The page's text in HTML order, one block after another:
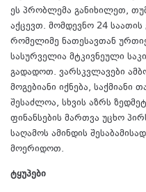
ეს პრობლემა განიხილეთ,
აქცევთ. მომდევნო 24
რომელიმე ნათესავთან
სასურველია მტკივნეული
გადადოთ. ვარსკვლავები
მოგებიანი იქნება,
შესაძლოა, სხვის აზრს
ფინანსების მართვა უცხო
საღამოს ამინდის
მოერიდოთ.
ტყუპები